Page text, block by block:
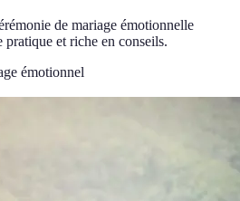
de mariage émotionnelle
et riche en conseils.
émotionnel